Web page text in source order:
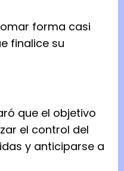
forma casi
finalice su
que el objetivo
el control del
y anticiparse a